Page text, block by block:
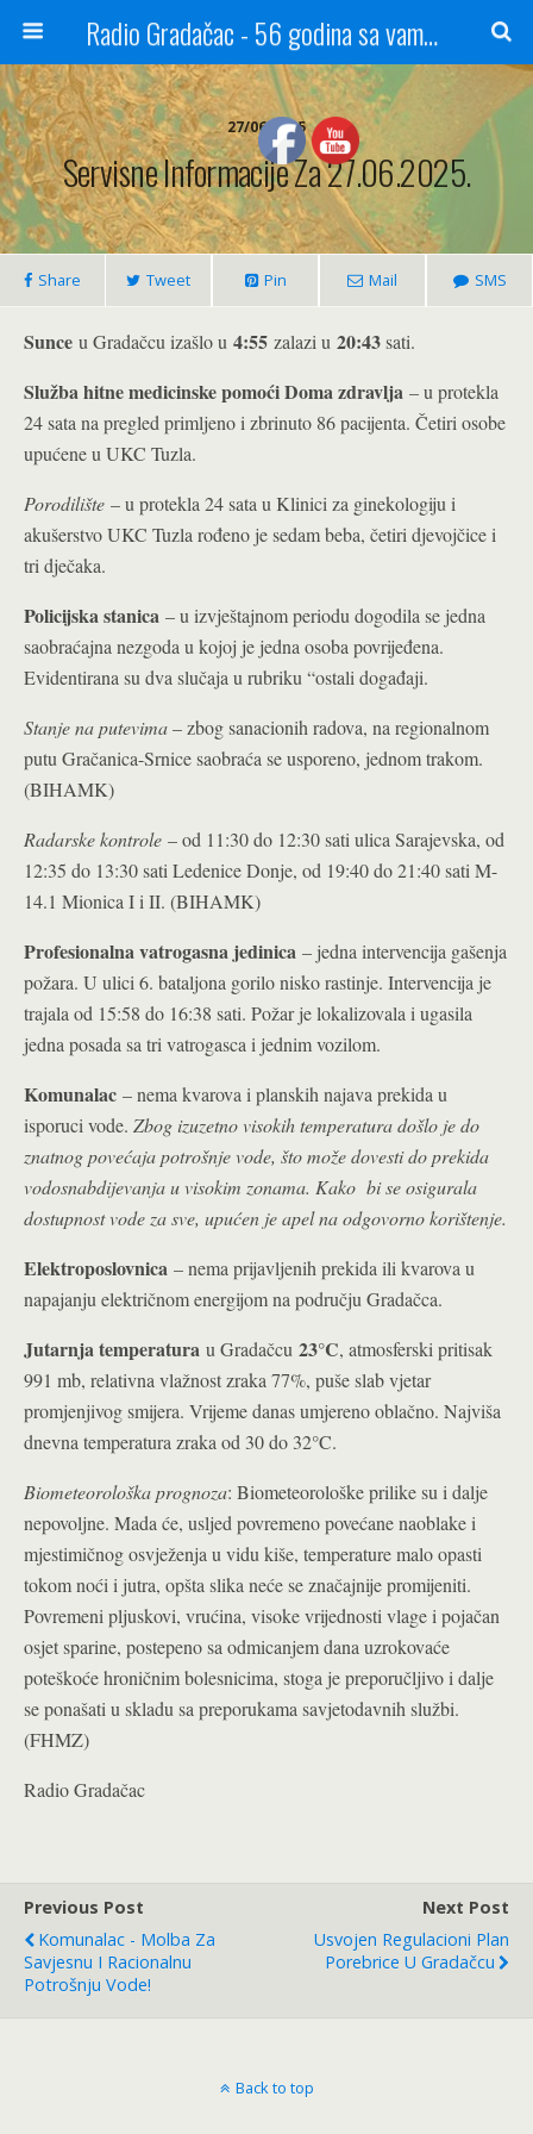
Radio Gradačac - 56 godina sa vama...
27/06/2025
Servisne Informacije Za 27.06.2025.
Share Tweet Pin Mail SMS
Sunce u Gradačcu izašlo u 4:55 zalazi u 20:43sati.
Služba hitne medicinske pomoći Doma zdravlja – u protekla
24 sata na pregled primljeno i zbrinuto 86 pacijenta. Četiri osobe
upućene u UKC Tuzla.
Porodilište – u protekla 24 sata u Klinici za ginekologiju i
akušerstvo UKC Tuzla rođeno je sedam beba, četiri djevojčice i
tri dječaka.
Policijska stanica – u izvještajnom periodu dogodila se jedna
saobraćajna nezgoda u kojoj je jedna osoba povrijeđena.
Evidentirana su dva slučaja u rubriku “ostali događaji.
Stanje na putevima– zbog sanacionih radova, na regionalnom
putu Gračanica-Srnice saobraća se usporeno, jednom trakom.
(BIHAMK)
Radarske kontrole – od 11:30 do 12:30 sati ulica Sarajevska, od
12:35 do 13:30 sati Ledenice Donje, od 19:40 do 21:40 sati M-
14.1 Mionica I i II. (BIHAMK)
Profesionalna vatrogasna jedinica – jedna intervencija gašenja
požara. U ulici 6. bataljona gorilo nisko rastinje. Intervencija je
trajala od 15:58 do 16:38 sati. Požar je lokalizovala i ugasila
jedna posada sa tri vatrogasca i jednim vozilom.
Komunalac – nema kvarova i planskih najava prekida u
isporuci vode. Zbog izuzetno visokih temperatura došlo je do
znatnog povećaja potrošnje vode, što može dovesti do prekida
vodosnabdijevanja u visokim zonama. Kako bi se osigurala
dostupnost vode za sve, upućen je apel na odgovorno korištenje.
Elektroposlovnica – nema prijavljenih prekida ili kvarova u
napajanju električnom energijom na području Gradačca.
Jutarnja temperatura u Gradačcu 23°C, atmosferski pritisak
991 mb, relativna vlažnost zraka 77%, puše slab vjetar
promjenjivog smijera. Vrijeme danas umjereno oblačno. Najviša
dnevna temperatura zraka od 30 do 32°C.
Biometeorološka prognoza: Biometeorološke prilike su i dalje
nepovoljne. Mada će, usljed povremeno povećane naoblake i
mjestimičnog osvježenja u vidu kiše, temperature malo opasti
tokom noći i jutra, opšta slika neće se značajnije promijeniti.
Povremeni pljuskovi, vrućina, visoke vrijednosti vlage i pojačan
osjet sparine, postepeno sa odmicanjem dana uzrokovaće
poteškoće hroničnim bolesnicima, stoga je preporučljivo i dalje
se ponašati u skladu sa preporukama savjetodavnih službi.
(FHMZ)
Radio Gradačac
Previous Post
Komunalac - Molba Za
Savjesnu I Racionalnu
Potrošnju Vode!
Next Post
Usvojen Regulacioni Plan
Porebrice U Gradačcu
Back to top